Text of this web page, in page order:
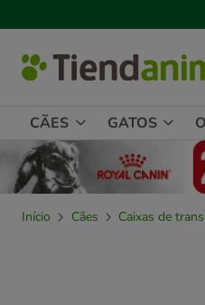
CÃES GATOS
Início Cães Caixas de